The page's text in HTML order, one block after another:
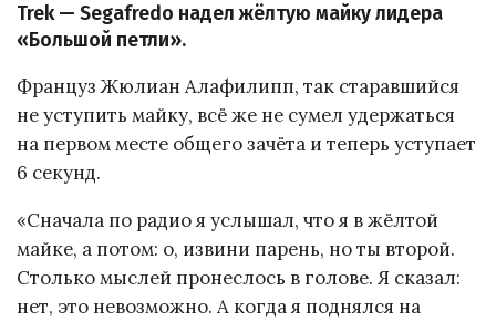
Trek — Segafredo надел жёлтую майку лидера
«Большой петли».
Француз Жюлиан Алафилипп, так старавшийся
не уступить майку, всё же не сумел удержаться
на первом месте общего зачёта и теперь уступает
6 секунд.
«Сначала по радио я услышал, что я в жёлтой
майке, а потом: о, извини парень, но ты второй.
Столько мыслей пронеслось в голове. Я сказал:
нет, это невозможно. А когда я поднялся на